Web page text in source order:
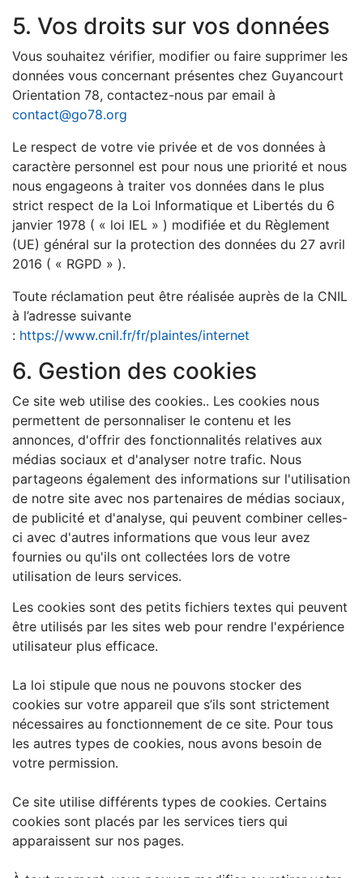
5. Vos droits sur vos données
Vous souhaitez vérifier, modifier ou faire supprimer les
données vous concernant présentes chez Guyancourt
Orientation 78, contactez-nous par email à
contact@go78.org
Le respect de votre vie privée et de vos données à
caractère personnel est pour nous une priorité et nous
nous engageons à traiter vos données dans le plus
strict respect de la Loi Informatique et Libertés du 6
janvier 1978 ( « loi IEL » ) modifiée et du Règlement
(UE) général sur la protection des données du 27 avril
2016 ( « RGPD » ).
Toute réclamation peut être réalisée auprès de la CNIL
à l’adresse suivante
: https://www.cnil.fr/fr/plaintes/internet
6. Gestion des cookies
Ce site web utilise des cookies.. Les cookies nous
permettent de personnaliser le contenu et les
annonces, d'offrir des fonctionnalités relatives aux
médias sociaux et d'analyser notre trafic. Nous
partageons également des informations sur l'utilisation
de notre site avec nos partenaires de médias sociaux,
de publicité et d'analyse, qui peuvent combiner celles-
ci avec d'autres informations que vous leur avez
fournies ou qu'ils ont collectées lors de votre
utilisation de leurs services.
Les cookies sont des petits fichiers textes qui peuvent
être utilisés par les sites web pour rendre l'expérience
utilisateur plus efficace.
La loi stipule que nous ne pouvons stocker des
cookies sur votre appareil que s’ils sont strictement
nécessaires au fonctionnement de ce site. Pour tous
les autres types de cookies, nous avons besoin de
votre permission.
Ce site utilise différents types de cookies. Certains
cookies sont placés par les services tiers qui
apparaissent sur nos pages.